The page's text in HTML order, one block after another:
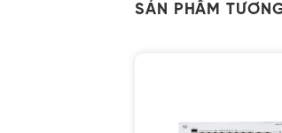
SẢN PHẨM